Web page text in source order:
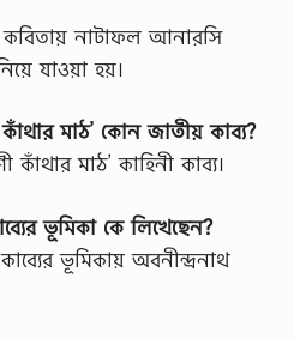
রে
নাটাফল আনারসি
যাওয়া হয়।
কাঁথার মাঠ’ কোন জাতীয় কাব্য?
কাঁথার মাঠ’ কাহিনী কাব্য।
ভূমিকা কে লিখেছেন?
ভূমিকায় অবনীন্দ্রনাথ